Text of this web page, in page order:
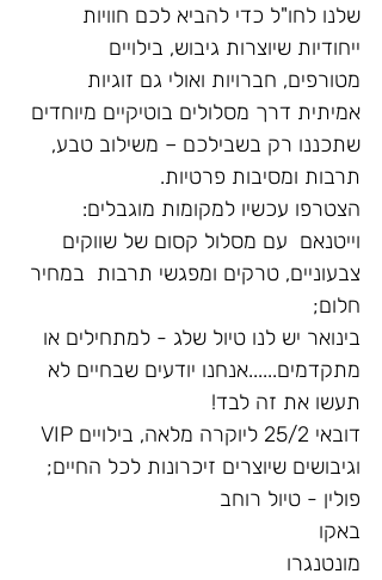
שלנו לחו"ל כדי להביא לכם חוויות
ייחודיות שיוצרות גיבוש, בילויים
מטורפים, חברויות ואולי גם זוגיות
אמיתית דרך מסלולים בוטיקיים מיוחדים
שתכננו רק בשבילכם – משילוב טבע,
תרבות ומסיבות פרטיות.
הצטרפו עכשיו למקומות מוגבלים:
וייטנאם  עם מסלול קסום של שווקים
צבעוניים, טרקים ומפגשי תרבות  במחיר
חלום;
בינואר יש לנו טיול שלג - למתחילים או
מתקדמים......אנחנו יודעים שבחיים לא
תעשו את זה לבד!
וגיבושים שיוצרים זיכרונות לכל החיים;
פולין - טיול רוחב
באקו
מונטנגרו